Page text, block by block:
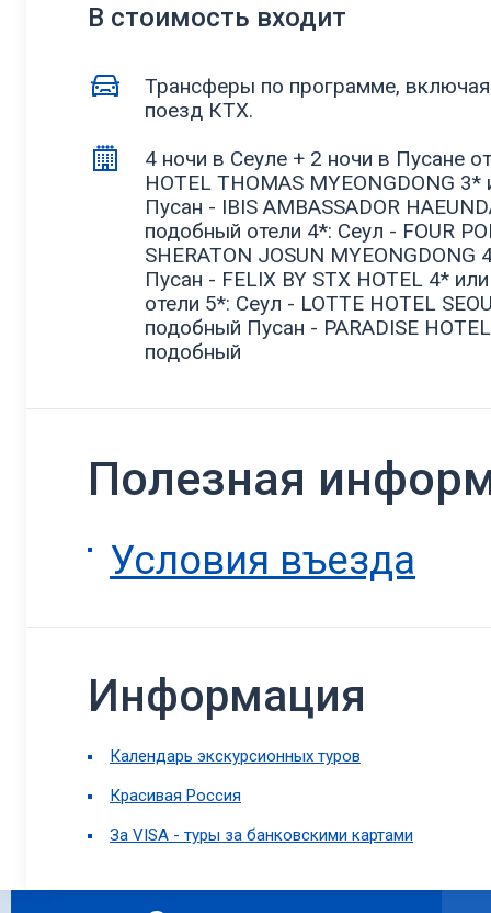
В стоимость входит
Трансферы по программе,
поезд КТХ.
4 ночи в Сеуле + 2 ночи в Пусане
HOTEL THOMAS MYEONGDONG
Пусан - IBIS AMBASSADOR
подобный отели 4*: Сеул - FOUR
SHERATON JOSUN
Пусан - FELIX BY STX HOTEL 4*
отели 5*: Сеул - LOTTE HOTEL
подобный Пусан - PARADISE
подобный
Полезная
Условия въезда
Информация
Календарь экскурсионных туров
Красивая Россия
За VISA - туры за банковскими картами